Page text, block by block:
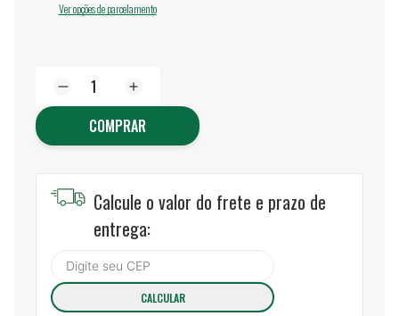
Ver opções de parcelamento
COMPRAR
Calcule o valor do frete e prazo de
entrega: